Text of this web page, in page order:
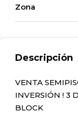
Zona
Descripción
VENTA
INVERSIÓN ! 3
BLOCK